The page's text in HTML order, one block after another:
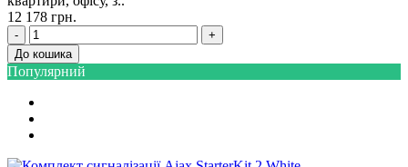
12 178 грн.
-
+
До кошика
Популярний